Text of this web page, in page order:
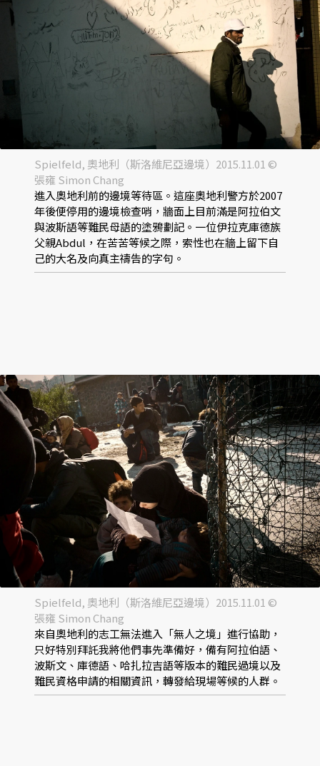
Spielfeld, 奧地利（斯洛維尼亞邊境）2015.11.01 ©
張雍 Simon Chang
進入奧地利前的邊境等待區。這座奧地利警方於2007
年後便停用的邊境檢查哨，牆面上目前滿是阿拉伯文
與波斯語等難民母語的塗鴉劃記。一位伊拉克庫德族
父親Abdul，在苦苦等候之際，索性也在牆上留下自
己的大名及向真主禱告的字句。
Spielfeld, 奧地利（斯洛維尼亞邊境）2015.11.01 ©
張雍 Simon Chang
來自奧地利的志工無法進入「無人之境」進行協助，
只好特別拜託我將他們事先準備好，備有阿拉伯語、
波斯文、庫德語、哈扎拉吉語等版本的難民過境以及
難民資格申請的相關資訊，轉發給現場等候的人群。